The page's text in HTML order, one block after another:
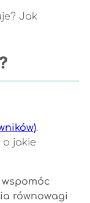
.
o jakie
wspomóc
równowagi